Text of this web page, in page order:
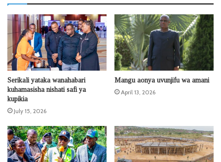
Serikali yataka wanahabari
kuhamasisha nishati safi ya
kupikia
July 15, 2026
Mangu aonya uvunjifu wa amani
April 13, 2026